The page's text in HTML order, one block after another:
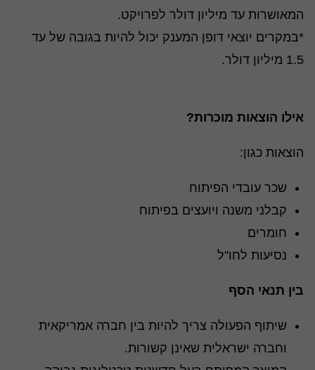
המאושרות עד מיליון דולר לפרויקט.
*במקרים יוצאי דופן המענק יכול להיות בגובה של עד
1.5 מיליון דולר.
אילו הוצאות מוכרות?
הוצאות כגון:
שכר עובדי הפיתוח
קבלני משנה ויועצים בפיתוח
חומרים
נסיעות לחו"ל
בין תנאי הסף
שיתוף הפעולה צריך להיות בין חברה אמריקאית
וחברה ישראלית שאינן קשורות.